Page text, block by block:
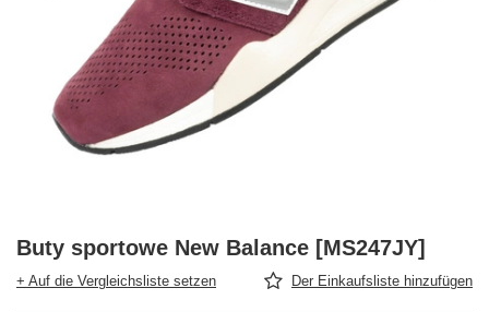
Buty sportowe New Balance [MS247JY]
+ Auf die Vergleichsliste setzen Der Einkaufsliste hinzufügen